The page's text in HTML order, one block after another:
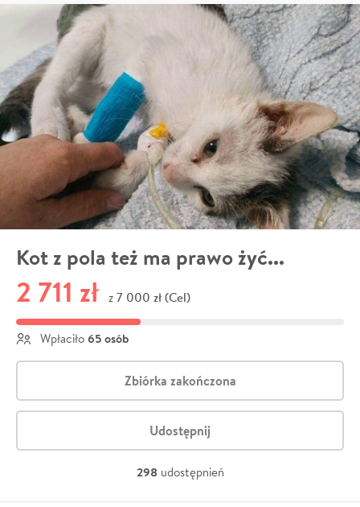
Kot z pola też ma prawo żyć...
2 711 zł z 7 000 zł (Cel)
Wpłaciło 65 osób
Zbiórka zakończona
Udostępnij
298 udostępnień